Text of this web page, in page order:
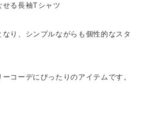
せる長袖Tシャツ
り、シンプルながらも個性的なスタ
コーデにぴったりのアイテムです。